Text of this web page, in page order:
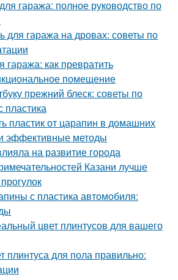
гаража: полное руководство по
для гаража на дровах: советы по
как превратить
помещение
прежний блеск: советы по
пластика
пластик от царапин в домашних
эффективные методы
на развитие города
Казани лучше
с пластика автомобиля:
цвет плинтусов для вашего
плинтуса для пола правильно: